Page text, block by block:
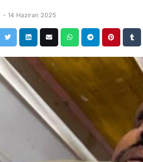
- 14 Haziran 2025